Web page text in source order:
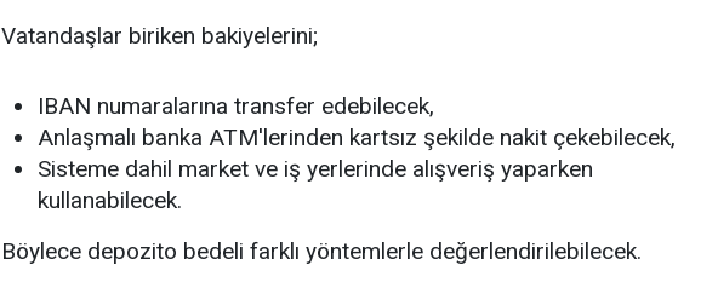
Vatandaşlar biriken bakiyelerini;
IBAN numaralarına transfer edebilecek,
Anlaşmalı banka ATM'lerinden kartsız şekilde nakit çekebilecek,
Sisteme dahil market ve iş yerlerinde alışveriş yaparken
kullanabilecek.
Böylece depozito bedeli farklı yöntemlerle değerlendirilebilecek.